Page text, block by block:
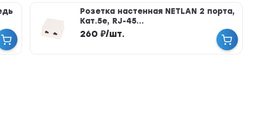
Розетка настенная NETLAN 2 порта,
Кат.5e, RJ-45...
260 ₽/шт.